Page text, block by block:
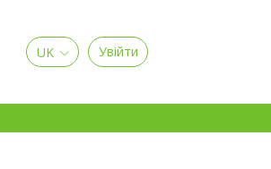
UK Увійти